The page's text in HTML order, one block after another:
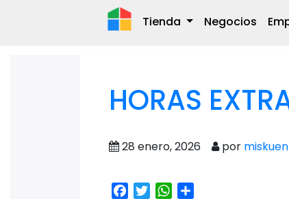
Tienda Negocios
HORAS
28 enero, 2026 por
Facebook
TwitterWhatsApp